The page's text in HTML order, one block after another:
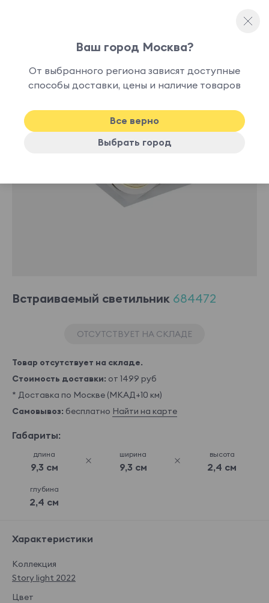
Споты и точечные светильники
наличии
Встраиваемый светильник 684472
ОТСУТСТВУЕТ НА СКЛАДЕ
Товар отсутствует на складе.
Стоимость доставки: от 1499 руб
* Доставка по Москве (МКАД+10 км)
Самовывоз: бесплатно Найти на карте
Габариты:
длина
9,3 см
ширина
9,3 см
высота
2,4 см
глубина
2,4 см
Характеристики
Коллекция
Story light 2022
Цвет
Ваш город Москва?
От выбранного региона зависят доступные
способы доставки, цены и наличие товаров
Все верно
Выбрать город